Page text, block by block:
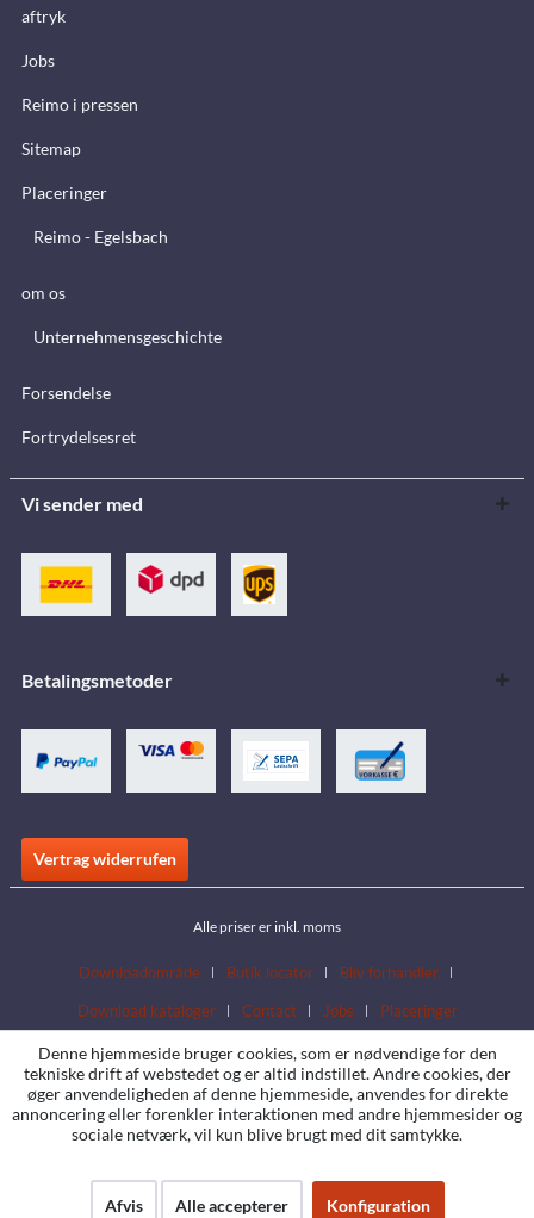
aftryk
Jobs
Reimo i pressen
Sitemap
Placeringer
Reimo - Egelsbach
om os
Unternehmensgeschichte
Forsendelse
Fortrydelsesret
Vi sender med
Betalingsmetoder
Vertrag widerrufen
Alle priser er inkl. moms
Downloadområde Butik locator
Bliv forhandler
Download kataloger
Contact Jobs Placeringer
Denne hjemmeside bruger cookies, som er nødvendige for den
tekniske drift af webstedet og er altid indstillet. Andre cookies, der
øger anvendeligheden af denne hjemmeside, anvendes for direkte
annoncering eller forenkler interaktionen med andre hjemmesider og
sociale netværk, vil kun blive brugt med dit samtykke.
Afvis Alle accepterer Konfiguration